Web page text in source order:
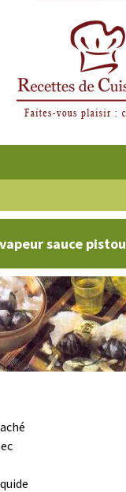
sauce pistou